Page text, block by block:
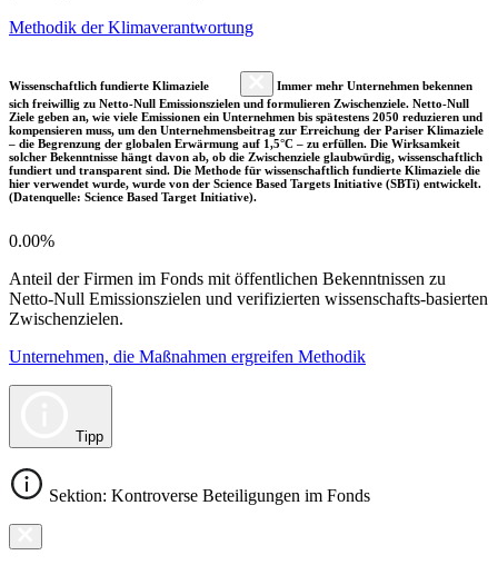
Methodik der Klimaverantwortung
Wissenschaftlich fundierte Klimaziele
Immer mehr Unternehmen bekennen
sich freiwillig zu Netto-Null Emissionszielen und formulieren Zwischenziele. Netto-Null
Ziele geben an, wie viele Emissionen ein Unternehmen bis spätestens 2050 reduzieren und
kompensieren muss, um den Unternehmensbeitrag zur Erreichung der Pariser Klimaziele
– die Begrenzung der globalen Erwärmung auf 1,5°C – zu erfüllen. Die Wirksamkeit
solcher Bekenntnisse hängt davon ab, ob die Zwischenziele glaubwürdig, wissenschaftlich
fundiert und transparent sind. Die Methode für wissenschaftlich fundierte Klimaziele die
hier verwendet wurde, wurde von der Science Based Targets Initiative (SBTi) entwickelt.
(Datenquelle: Science Based Target Initiative).
0.00%
Anteil der Firmen im Fonds mit öffentlichen Bekenntnissen zu
Netto-Null Emissionszielen und verifizierten wissenschafts-basierten
Zwischenzielen.
Unternehmen, die Maßnahmen ergreifen Methodik
Tipp
Sektion: Kontroverse Beteiligungen im Fonds